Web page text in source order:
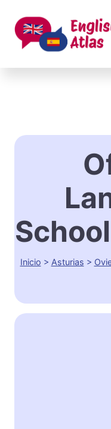
contenido
Inicio > Asturias >